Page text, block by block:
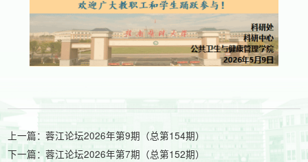
上一篇：蓉江论坛2026年第9期（总第154期）
下一篇：蓉江论坛2026年第7期（总第152期）